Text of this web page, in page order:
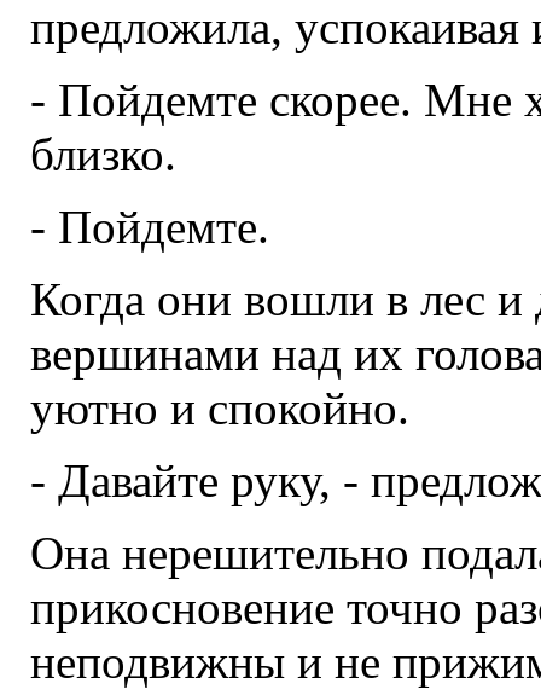
предложила, успокаивая
- Пойдемте скорее. Мне
близко.
- Пойдемте.
Когда они вошли в лес и
вершинами над их
уютно и спокойно.
- Давайте руку, -
Она нерешительно
прикосновение точно
неподвижны и не